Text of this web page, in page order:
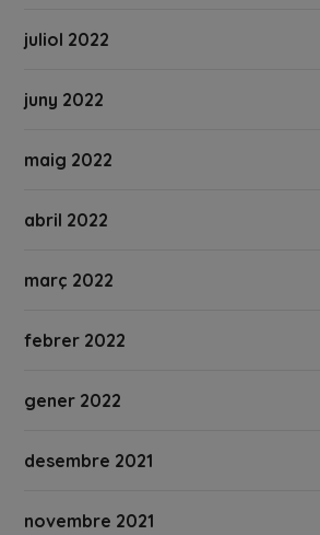
juliol 2022
juny 2022
maig 2022
abril 2022
març 2022
febrer 2022
gener 2022
desembre 2021
novembre 2021